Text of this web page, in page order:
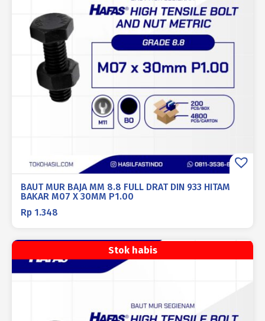
BAUT MUR BAJA MM 8.8 FULL DRAT DIN 933 HITAM
BAKAR M07 X 30MM P1.00
Rp 1.348
Stok habis